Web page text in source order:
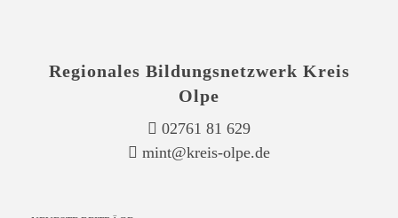
Regionales Bildungsnetzwerk Kreis
Olpe
02761 81 629
mint@kreis-olpe.de